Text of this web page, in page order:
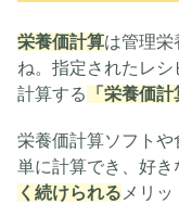
栄養価計算は管理栄
ね。指定されたレ
計算する
「栄養価
栄養価計算ソフト
単に計算でき、好
く続けられるメリッ